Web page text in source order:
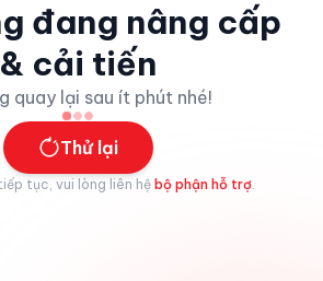
đang nâng cấp
& cải tiến
quay lại sau ít phút nhé!
Thử lại
tục, vui lòng liên hệ bộ phận hỗ trợ.